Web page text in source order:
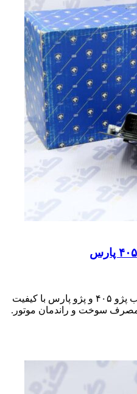
کامپیوتر موتور TU5 ایساکو مناسب پژو ۴۰۵ و پژو پارس با کیفیت
مصرف سوخت و راندمان موتور.